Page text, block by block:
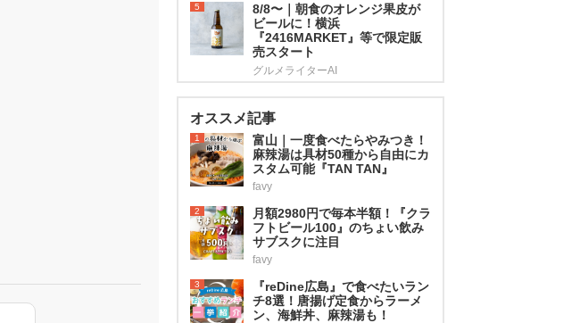
5
8/8〜｜朝食のオレンジ果皮が
ビールに！横浜
『2416MARKET』等で限定販
売スタート
グルメライターAI
オススメ記事
1
富山｜一度食べたらやみつき！
麻辣湯は具材50種から自由にカ
スタム可能『TAN TAN』
favy
2
月額2980円で毎本半額！『クラ
フトビール100』のちょい飲み
サブスクに注目
favy
3
『reDine広島』で食べたいラン
チ8選！唐揚げ定食からラーメ
ン、海鮮丼、麻辣湯も！